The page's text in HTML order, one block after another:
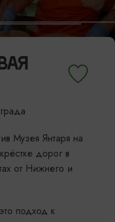
Музея Янтаря на
дорог в
от Нижнего и
подход к